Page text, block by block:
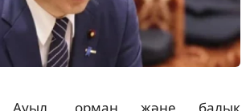
Ауыл, орман және балық